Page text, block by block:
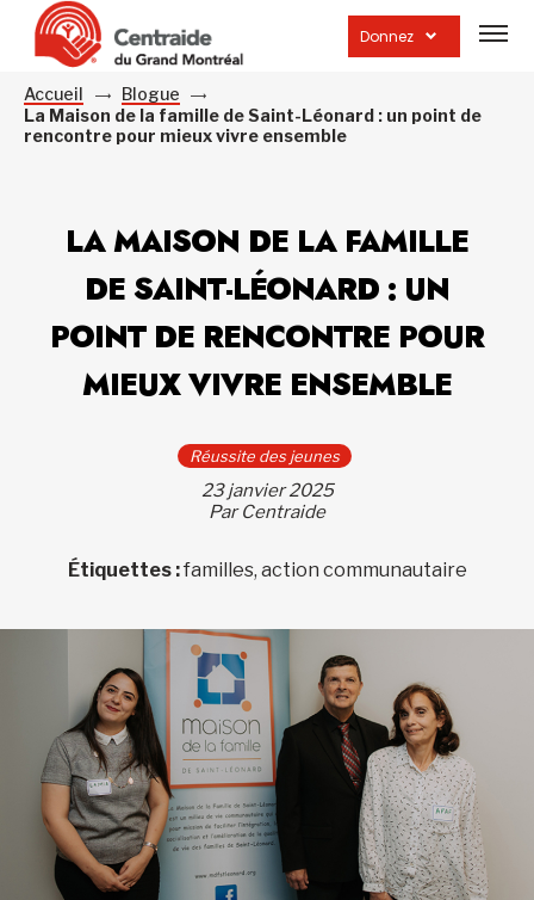
Donnez
la
Accueil
Blogue
La Maison de la famille de Saint-Léonard : un point de
rencontre pour mieux vivre ensemble
LA MAISON DE LA FAMILLE
DE SAINT-LÉONARD : UN
POINT DE RENCONTRE POUR
MIEUX VIVRE ENSEMBLE
Réussite des jeunes
23 janvier 2025
Par Centraide
Étiquettes :familles, action communautaire